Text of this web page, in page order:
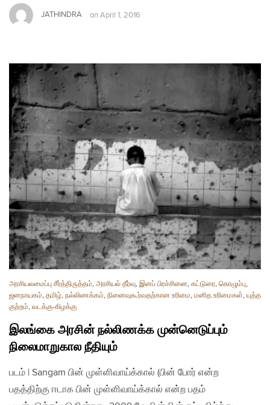
JATHINDRA on April 1, 2016
அரசியலமைப்பு சீர்த்திருத்தம், அரசியல் தீர்வு, இனப் பிரச்சினை, கட்டுரை, கொழும்பு,
ஜனநாயகம், தமிழ், நல்லிணக்கம், நினைவுகூர்வதற்கான உரிமை, மனித உரிமைகள், யுத்த
குற்றம், வடக்கு-கிழக்கு
இலங்கை அரசின் நல்லிணக்க முன்னெடுப்பும்
நிலைமாறுகால நீதியும்
படம் | Sangam பின் முள்ளிவாய்க்கால் (பின் போர் என்ற
பதத்திற்கு ஈடாக பின் முள்ளிவாய்க்கால் என்ற பதம்